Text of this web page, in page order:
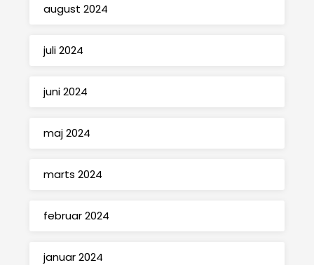
august 2024
juli 2024
juni 2024
maj 2024
marts 2024
februar 2024
januar 2024